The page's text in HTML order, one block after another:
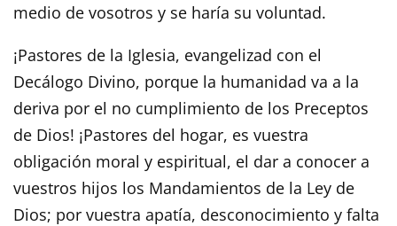
medio de vosotros y se haría su voluntad.
¡Pastores de la Iglesia, evangelizad con el
Decálogo Divino, porque la humanidad va a la
deriva por el no cumplimiento de los Preceptos
de Dios! ¡Pastores del hogar, es vuestra
obligación moral y espiritual, el dar a conocer a
vuestros hijos los Mandamientos de la Ley de
Dios; por vuestra apatía, desconocimiento y falta